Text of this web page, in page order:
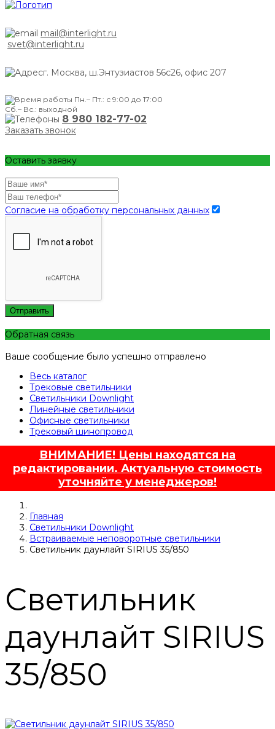
mail@interlight.ru
svet@interlight.ru
г. Москва, ш.Энтузиастов 56с26, офис 207
Пн.– Пт.: с 9:00 до 17:00
Сб.– Вс.: выходной
8 980 182-77-02
Заказать звонок
Оставить заявку
Согласие на обработку персональных данных
Отправить
Обратная связь
Ваше сообщение было успешно отправлено
Весь каталог
Трековые светильники
Светильники Downlight
Линейные светильники
Офисные светильники
Трековый шинопровод
ВНИМАНИЕ! Цены находятся на
редактировании. Актуальную стоимость
уточняйте у менеджеров!
Главная
Светильники Downlight
Встраиваемые неповоротные светильники
Светильник даунлайт SIRIUS 35/850
Светильник
даунлайт SIRIUS
35/850